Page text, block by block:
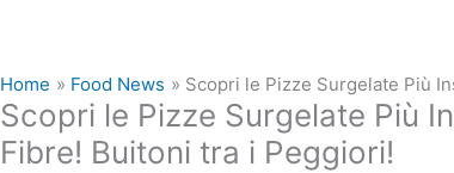
Home Food News Scopri le Pizze Surgelate Più
Scopri le Pizze Surgelate Più
Fibre! Buitoni tra i Peggiori!